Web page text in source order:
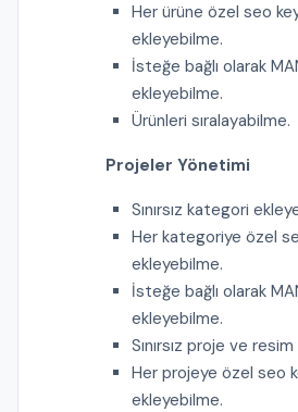
Her ürüne özel seo
ekleyebilme.
İsteğe bağlı olarak
ekleyebilme.
Ürünleri sıralayabilme.
Projeler Yönetimi
Sınırsız kategori
Her kategoriye özel
ekleyebilme.
İsteğe bağlı olarak
ekleyebilme.
Sınırsız proje ve
Her projeye özel seo
ekleyebilme.